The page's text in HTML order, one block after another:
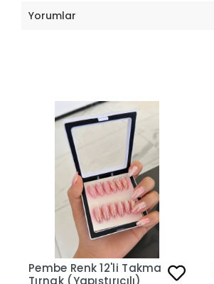
Yorumlar
Pembe Renk 12'li Takma
Tırnak (Yapıştırıcılı)